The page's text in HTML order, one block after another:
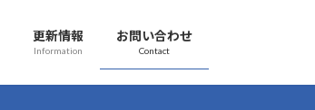
更新情報
Information
お問い合わせ
Contact